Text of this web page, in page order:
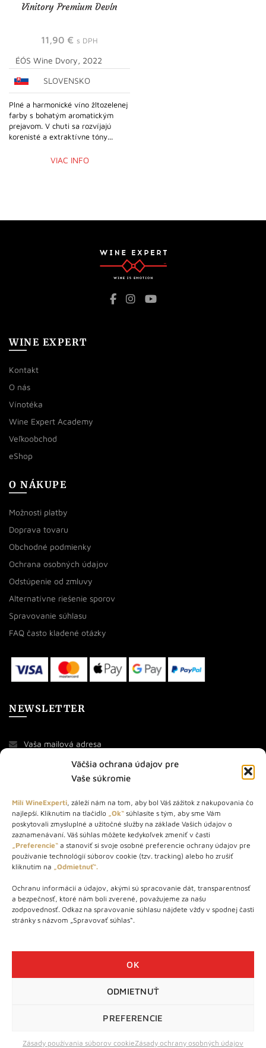
Väčšia ochrana údajov pre
Vaše súkromie
Milí WineExperti, záleží nám na tom, aby bol Váš zážitok z nakupovania čo
najlepší. Kliknutím na tlačidlo „Ok“ súhlasíte s tým, aby sme Vám
poskytovali zmysluplné a užitočné služby na základe Vašich údajov o
zaznamenávaní. Váš súhlas môžete kedykoľvek zmeniť v časti
„Preferencie“ a stanoviť si svoje osobné preferencie ochrany údajov pre
používanie technológií súborov cookie (tzv. tracking) alebo ho zrušiť
kliknutím na „Odmietnuť“.
Ochranu informácií a údajov, akými sú spracovanie dát, transparentnosť
a bezpečnosť, ktoré nám boli zverené, považujeme za našu
zodpovednosť. Odkaz na spravovanie súhlasu nájdete vždy v spodnej časti
stránky s názvom „Spravovať súhlas“.
OK
ODMIETNUŤ
PREFERENCIE
Zásady používania súborov cookieZásady ochrany osobných údajov
Vinitory Premium Devín
11,90 € s DPH
ÉÓS Wine Dvory, 2022
SLOVENSKO
Plné a harmonické víno žltozelenej
farby s bohatým aromatickým
prejavom. V chuti sa rozvíjajú
korenisté a extraktívne tóny...
VIAC INFO
WINE EXPERT
Kontakt
O nás
Vínotéka
Wine Expert Academy
Veľkoobchod
eShop
O NÁKUPE
Možnosti platby
Doprava tovaru
Obchodné podmienky
Ochrana osobných údajov
Odstúpenie od zmluvy
Alternatívne riešenie sporov
Spravovanie súhlasu
FAQ často kladené otázky
NEWSLETTER
O NÁS
STORE – obchod s vínom a destilátmi od roku 2010. Na našej
webovej stránke predávame viac ako 1000+ značkových
produktov.
Info tel.: +421 917 779 888
Vínotéka: +421 917 888 879
Vínotéka: Bratislavská 49/B, Bratislava 841 06
info@wineexpert.sk
ochranou súkromia
a podmienkami používania